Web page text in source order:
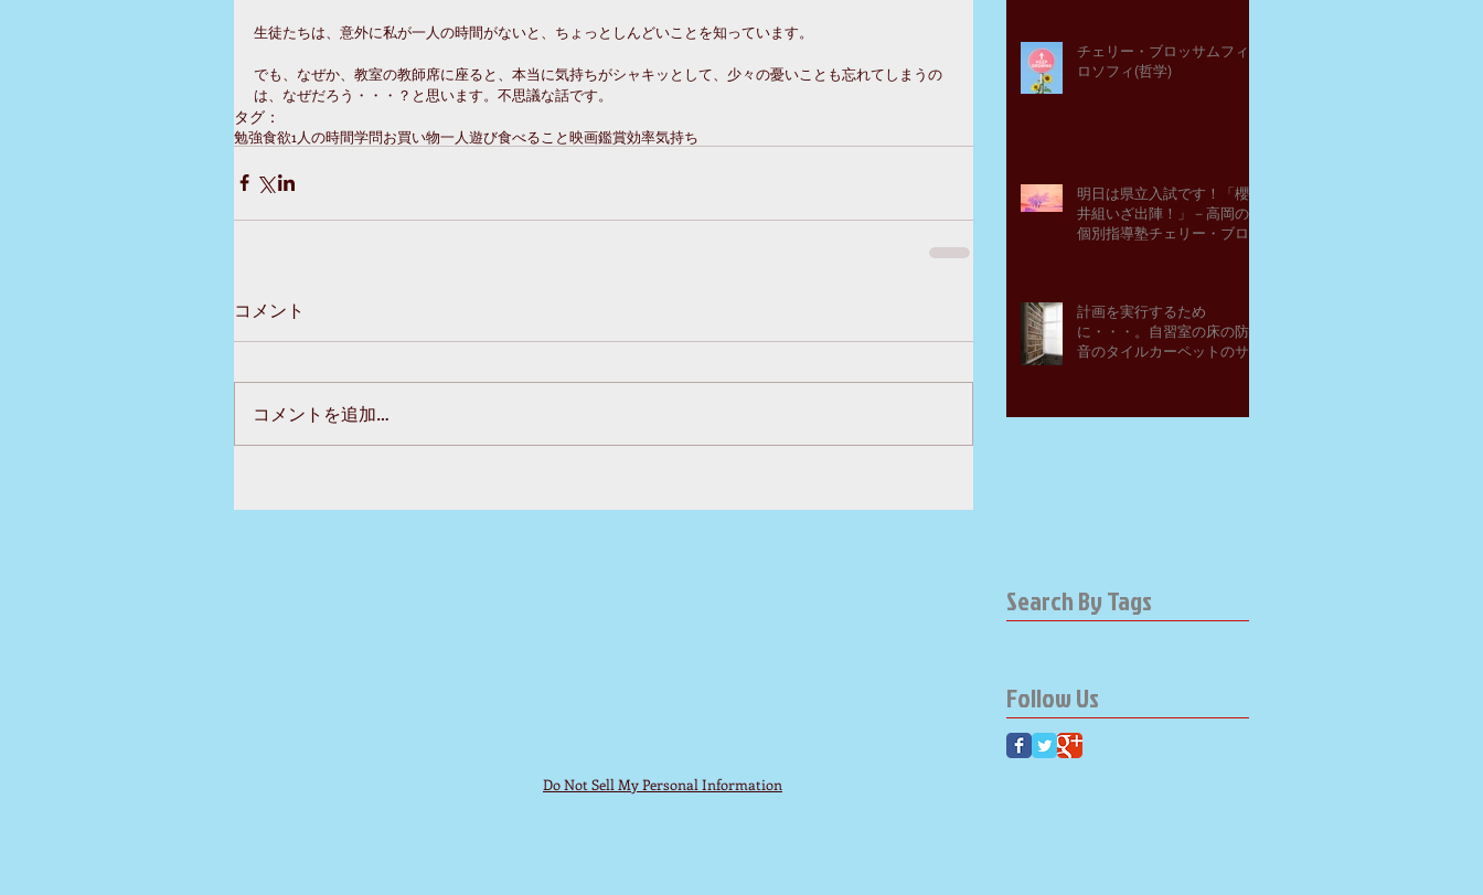
生徒たちは、意外に私が一人の時間がないと、ちょっとしんどいことを知っています。
でも、なぜか、教室の教師席に座ると、本当に気持ちがシャキッとして、少々の憂いことも忘れてしまうの
は、なぜだろう・・・？と思います。不思議な話です。
タグ：
勉強食欲1人の時間学問お買い物一人遊び食べること映画鑑賞効率気持ち
コメント
コメントを追加…
チェリー・ブロッサムフィ
ロソフィ(哲学)
明日は県立入試です！「櫻
井組いざ出陣！」－高岡の
個別指導塾チェリー・ブロ
計画を実行するため
に・・・。自習室の床の防
音のタイルカーペットのサ
Search By Tags
Follow Us
Do Not Sell My Personal Information